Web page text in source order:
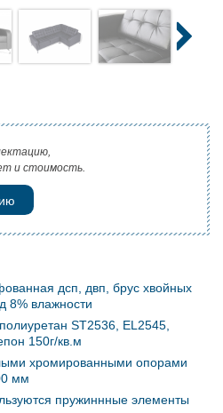
и стоимость.
дсп, двп, брус хвойных
8% влажности
ST2536, EL2545,
150г/кв.м
хромированными опорами
мм
пружиннные элементы